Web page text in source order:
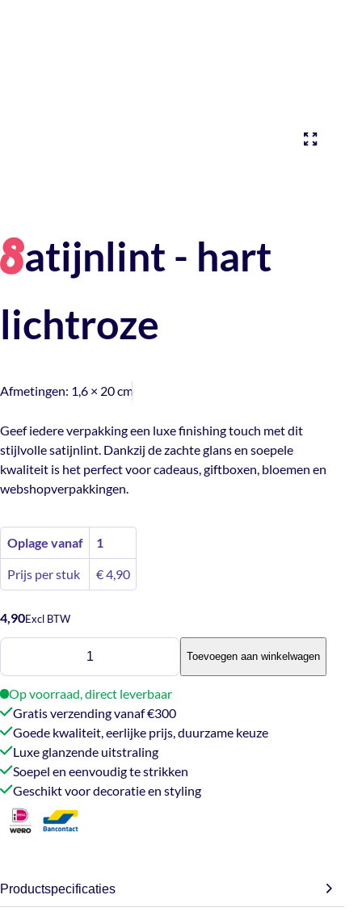
Satijnlint - hart
lichtroze
Afmetingen: 1,6 × 20 cm
Geef iedere verpakking een luxe finishing touch met dit
stijlvolle satijnlint. Dankzij de zachte glans en soepele
kwaliteit is het perfect voor cadeaus, giftboxen, bloemen en
webshopverpakkingen.
Oplage vanaf 1
Prijs per stuk €4,90
4,90Excl BTW
Satijnlint
lichtroze
aantal
Toevoegen aan winkelwagen
Op voorraad, direct leverbaar
Gratis verzending vanaf €300
Goede kwaliteit, eerlijke prijs, duurzame keuze
Luxe glanzende uitstraling
Soepel en eenvoudig te strikken
Geschikt voor decoratie en styling
Productspecificaties